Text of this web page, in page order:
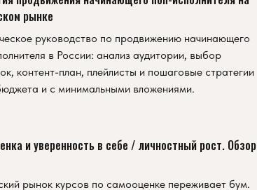
рынке
руководство по продвижению начинающего
в России: анализ аудитории, выбор
контент-план, плейлисты и пошаговые стратегии
и с минимальными вложениями.
и уверенность в себе / личностный рост. Обзор
рынок курсов по самооценке переживает бум.